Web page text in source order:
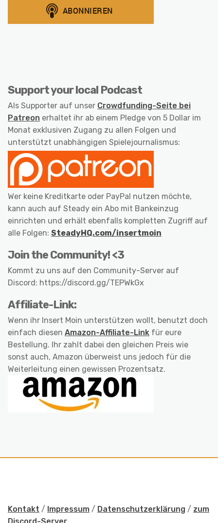
Support your local Podcast
Als Supporter auf unser Crowdfunding-Seite bei
Patreon erhaltet ihr ab einem Pledge von 5 Dollar im
Monat exklusiven Zugang zu allen Folgen und
unterstützt unabhängigen Spielejournalismus:
Wer keine Kreditkarte oder PayPal nutzen möchte,
kann auch auf Steady ein Abo mit Bankeinzug
einrichten und erhält ebenfalls kompletten Zugriff auf
alle Folgen: SteadyHQ.com/insertmoin
Join the Community! <3
Kommt zu uns auf den Community-Server auf
Discord: https://discord.gg/TEPWkGx
Affiliate-Link:
Wenn ihr Insert Moin unterstützen wollt, benutzt doch
einfach diesen Amazon-Affiliate-Link für eure
Bestellung. Ihr zahlt dabei den gleichen Preis wie
sonst auch, Amazon überweist uns jedoch für die
Weiterleitung einen gewissen Prozentsatz.
Kontakt / Impressum / Datenschutzerklärung / zum